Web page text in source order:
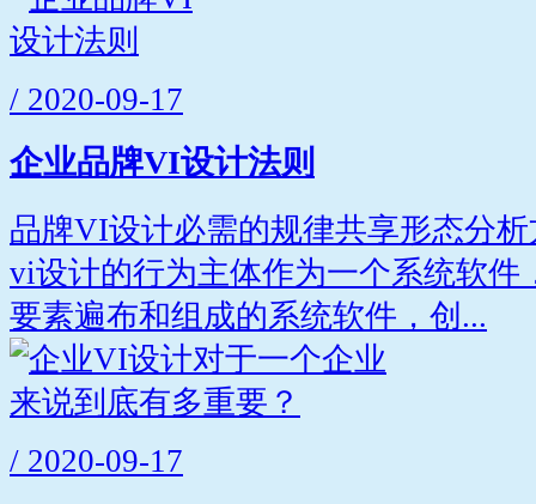
/ 2020-09-17
企业品牌VI设计法则
品牌VI设计必需的规律共享形态分
vi设计的行为主体作为一个系统软件
要素遍布和组成的系统软件，创...
/ 2020-09-17